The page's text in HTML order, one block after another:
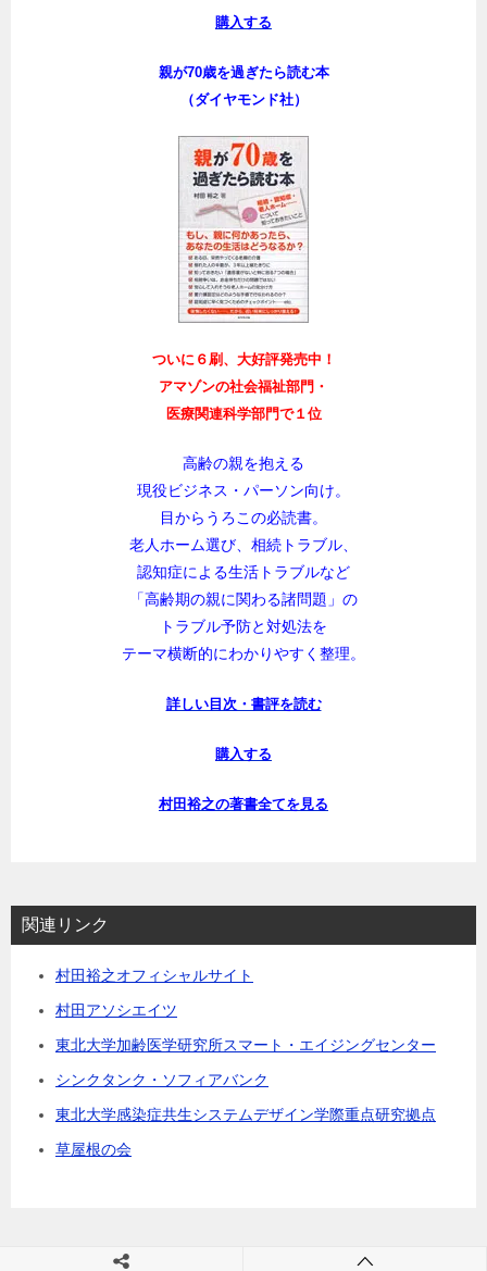
購入する
親が70歳を過ぎたら読む本
（ダイヤモンド社）
ついに６刷、大好評発売中！
アマゾンの社会福祉部門・
医療関連科学部門で１位
高齢の親を抱える
現役ビジネス・パーソン向け。
目からうろこの必読書。
老人ホーム選び、相続トラブル、
認知症による生活トラブルなど
「高齢期の親に関わる諸問題」の
トラブル予防と対処法を
テーマ横断的にわかりやすく整理。
詳しい目次・書評を読む
購入する
村田裕之の著書全てを見る
関連リンク
村田裕之オフィシャルサイト
村田アソシエイツ
東北大学加齢医学研究所スマート・エイジングセンター
シンクタンク・ソフィアバンク
東北大学感染症共生システムデザイン学際重点研究拠点
草屋根の会